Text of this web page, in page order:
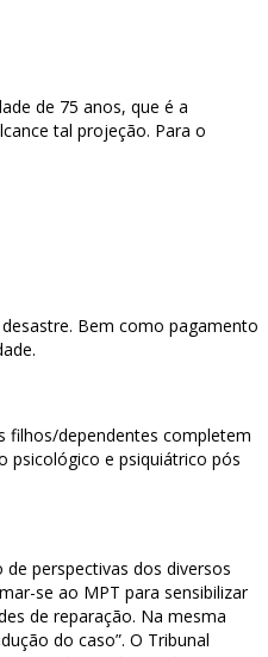
de 75 anos, que é a
tal projeção. Para o
Bem como pagamento
filhos/dependentes completem
psicológico e psiquiátrico pós
perspectivas dos diversos
se ao MPT para sensibilizar
de reparação. Na mesma
do caso”. O Tribunal